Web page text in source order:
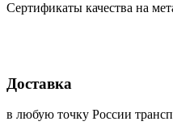
Сертификаты качества на
Доставка
в любую точку России